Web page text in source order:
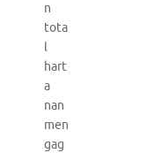
n
tota
l
hart
a
nan
men
gag